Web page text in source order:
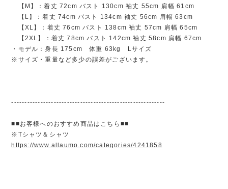
【M】：着丈 72cm バスト 130cm 袖丈 55cm 肩幅 61cm
【L】：着丈 74cm バスト 134cm 袖丈 56cm 肩幅 63cm
【XL】：着丈 76cm バスト 138cm 袖丈 57cm 肩幅 65cm
【2XL】：着丈 78cm バスト 142cm 袖丈 58cm 肩幅 67cm
・モデル：身長 175cm 体重 63kg Lサイズ
※サイズ・重量など多少の誤差がございます。
----------------------------------------------------------
■■お客様へのおすすめ商品はこちら■■
※Tシャツ＆シャツ
https://www.allaumo.com/categories/4241858